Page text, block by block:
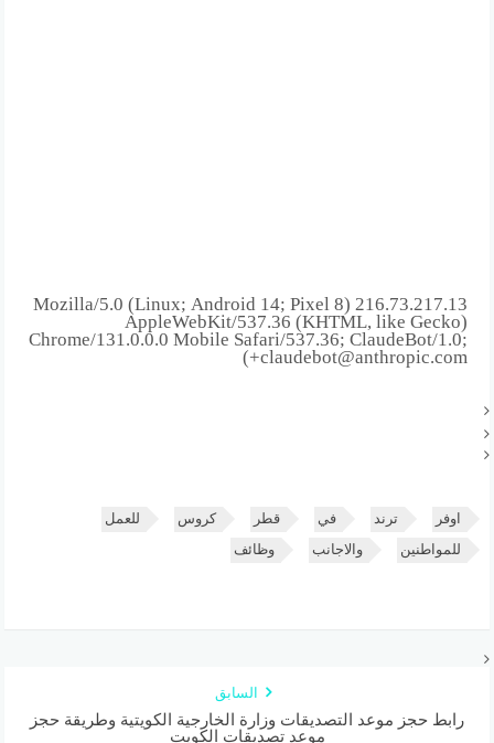
216.73.217.13 Mozilla/5.0 (Linux; Android 14; Pixel 8)
AppleWebKit/537.36 (KHTML, like Gecko)
Chrome/131.0.0.0 Mobile Safari/537.36; ClaudeBot/1.0;
+claudebot@anthropic.com)
اوفر ترند في قطر كروس للعمل
للمواطنين والاجانب وظائف
السابق
رابط حجز موعد التصديقات وزارة الخارجية الكويتية وطريقة حجز
موعد تصديقات الكويت